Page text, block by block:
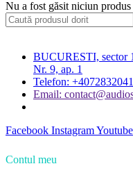
Nu a fost găsit niciun produs
BUCURESTI, sector
Nr. 9, ap. 1
Telefon:
Email:
Facebook InstagramYoutube
Contul meu